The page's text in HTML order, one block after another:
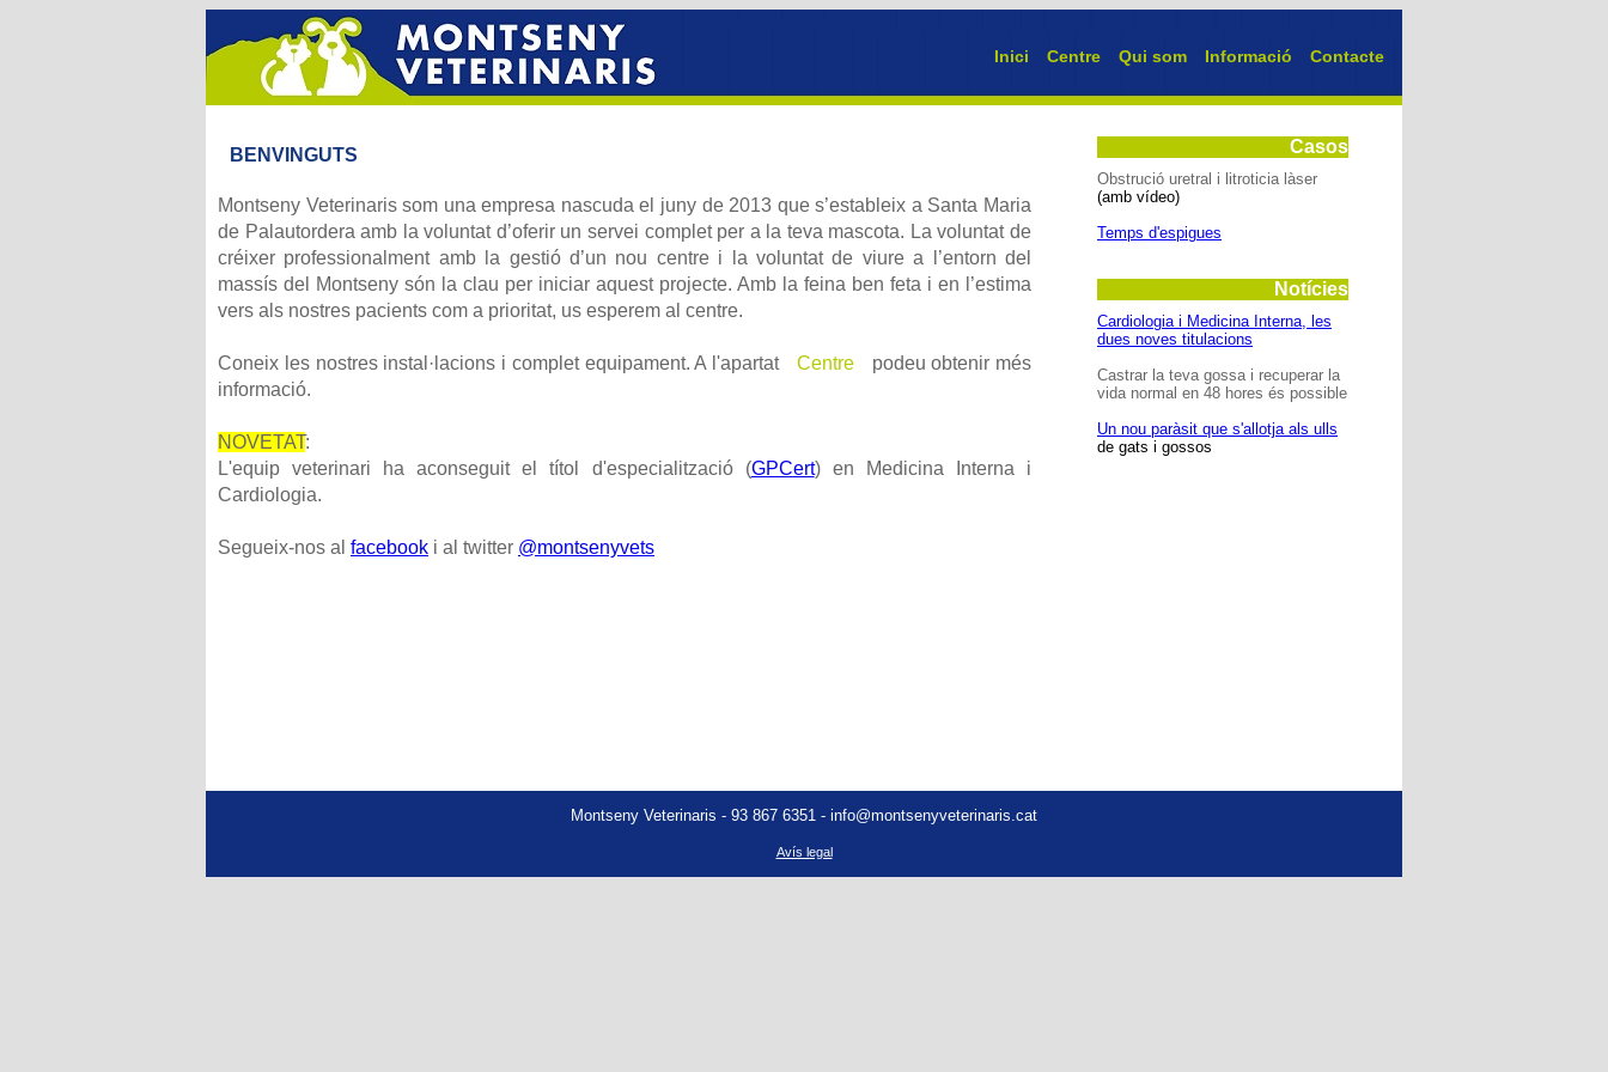
Inici Centre Qui som Informació Contacte
BENVINGUTS
Montseny Veterinaris som una empresa nascuda el juny de 2013 que s’estableix a Santa Maria
de Palautordera amb la voluntat d’oferir un servei complet per a la teva mascota. La voluntat de
créixer professionalment amb la gestió d’un nou centre i la voluntat de viure a l’entorn del
massís del Montseny són la clau per iniciar aquest projecte. Amb la feina ben feta i en l’estima
vers als nostres pacients com a prioritat, us esperem al centre.
Coneix les nostres instal·lacions i complet equipament. A l'apartat Centre
podeu obtenir més
informació.
NOVETAT:
L'equip veterinari ha aconseguit el títol d'especialització (GPCert) en Medicina Interna i
Cardiologia.
Segueix-nos al facebook i al twitter @montsenyvets
Casos
Obstrució uretral i litroticia làser
(amb vídeo)
Temps d'espigues
Notícies
Cardiologia i Medicina Interna, les
dues noves titulacions
Castrar la teva gossa i recuperar la
vida normal en 48 hores és possible
Un nou paràsit que s'allotja als ulls
de gats i gossos
Montseny Veterinaris - 93 867 6351 - info@montsenyveterinaris.cat
Avís legal